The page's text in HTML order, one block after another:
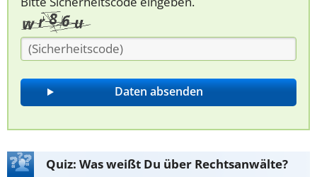
Quiz: Was weißt Du über Rechtsanwälte?